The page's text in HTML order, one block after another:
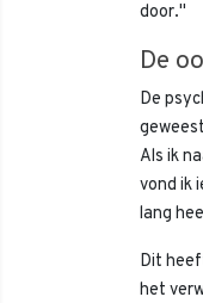
door.''
De
De
Als ik
vond ik
lang
Dit
het